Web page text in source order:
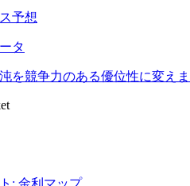
予想
タ
を競争力のある優位性に変え
: 金利マップ